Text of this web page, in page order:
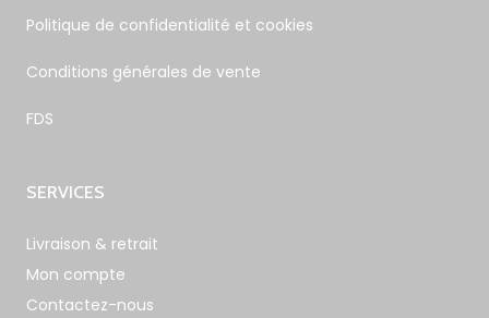
Politique de confidentialité et cookies
Conditions générales de vente
FDS
SERVICES
Livraison & retrait
Mon compte
Contactez-nous